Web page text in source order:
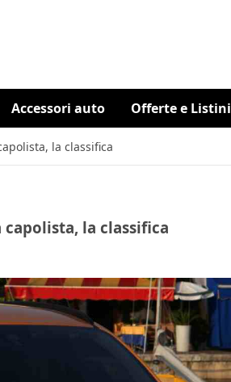
Accessori auto Offerte e Listini
la classifica
capolista, la classifica